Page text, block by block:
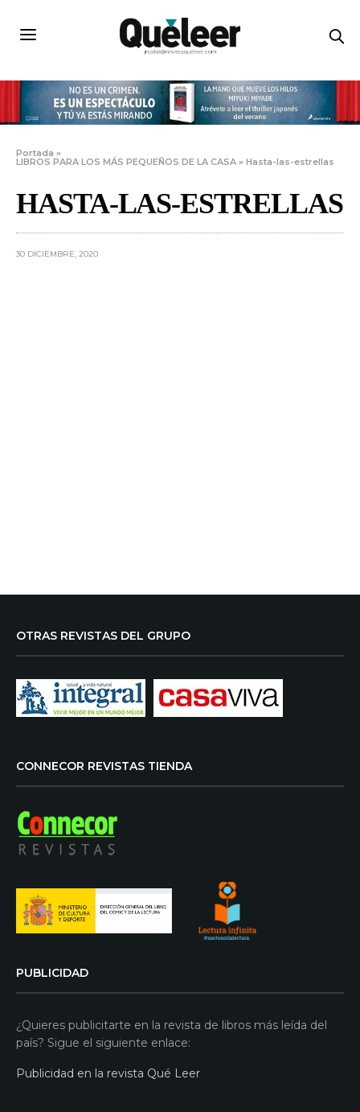
Portada »
LIBROS PARA LOS MÁS PEQUEÑOS DE LA CASA »Hasta-las-estrellas
HASTA-LAS-ESTRELLAS
30 DICIEMBRE, 2020
OTRAS REVISTAS DEL GRUPO
CONNECOR REVISTAS TIENDA
PUBLICIDAD
¿Quieres publicitarte en la revista de libros más leída del
país? Sigue el siguiente enlace:
Publicidad en la revista Qué Leer